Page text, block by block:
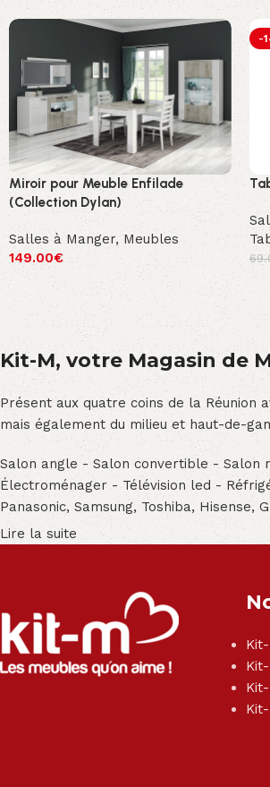
Miroir pour Meuble Enfilade
(Collection Dylan)
Salles à Manger, Meubles
149.00€
-
Kit-M, votre Magasin de
Présent aux quatre coins de la Réunion
mais également du milieu et haut-de-
Salon angle - Salon convertible - Salon
Électroménager - Télévision led -
Panasonic, Samsung, Toshiba, Hisense,
Lire la suite